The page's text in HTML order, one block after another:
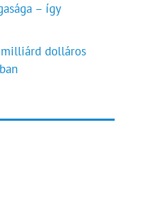
– így
dolláros